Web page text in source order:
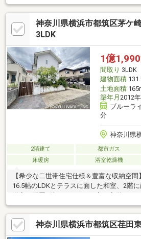
帖、全居室6帖以上の広さ・お料理中も会
ン、勝手口付・各階に和室を配置、1階は
に活用可能・各階にトイレ・洗面台有・
抜け仕様・屋根付駐車場有(車種による)▼
ます ━━━━━・・・物件の詳細・ご相談
せください。
神奈川県横浜市都筑区茅ケ
3LDK
1億1,990
間取り 3LDK
建物面積
土地面積
築年月 2012
ブルーラ
分
神奈川県
2階建て 都市ガス
床暖房
浴室乾燥機
【希少な二世帯住宅仕様＆豊富な収納空
16.5帖のLDKとテラスに面した和室、2階
ークや趣味の空間として重宝する「書斎
納に大活躍する約12帖もの「小屋裏収納
片付く「シューズインクローゼット（SIC
らしを彩るプラスアルファの空間設計が
神奈川県横浜市都筑区荏田